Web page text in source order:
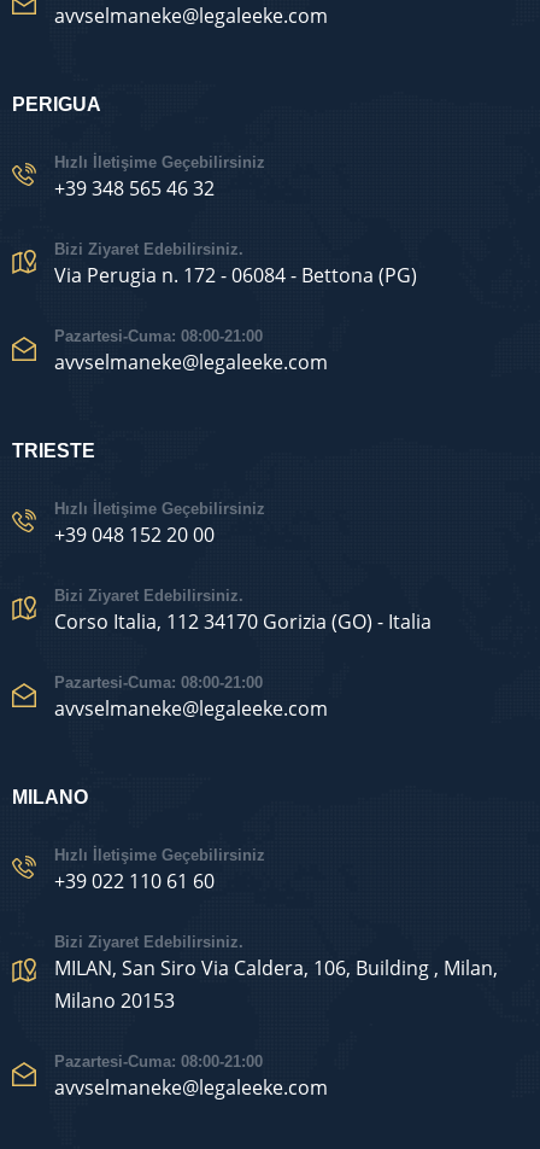
avvselmaneke@legaleeke.com
PERIGUA
Hızlı İletişime Geçebilirsiniz
+39 348 565 46 32
Bizi Ziyaret Edebilirsiniz.
Via Perugia n. 172 - 06084 - Bettona (PG)
Pazartesi-Cuma: 08:00-21:00
avvselmaneke@legaleeke.com
TRIESTE
Hızlı İletişime Geçebilirsiniz
+39 048 152 20 00
Bizi Ziyaret Edebilirsiniz.
Corso Italia, 112 34170 Gorizia (GO) - Italia
Pazartesi-Cuma: 08:00-21:00
avvselmaneke@legaleeke.com
MILANO
Hızlı İletişime Geçebilirsiniz
+39 022 110 61 60
Bizi Ziyaret Edebilirsiniz.
MILAN, San Siro Via Caldera, 106, Building , Milan,
Milano 20153
Pazartesi-Cuma: 08:00-21:00
avvselmaneke@legaleeke.com